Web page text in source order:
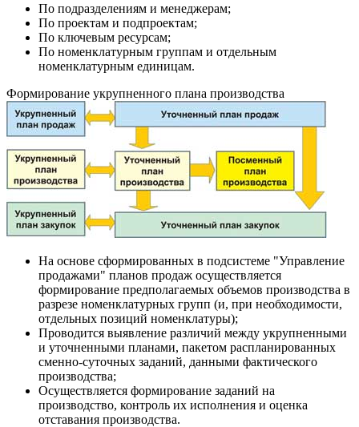
По подразделениям и менеджерам;
По проектам и подпроектам;
По ключевым ресурсам;
По номенклатурным группам и отдельным
номенклатурным единицам.
Формирование укрупненного плана производства
На основе сформированных в подсистеме "Управление
продажами" планов продаж осуществляется
формирование предполагаемых объемов производства в
разрезе номенклатурных групп (и, при необходимости,
отдельных позиций номенклатуры);
Проводится выявление различий между укрупненными
и уточненными планами, пакетом распланированных
сменно-суточных заданий, данными фактического
производства;
Осуществляется формирование заданий на
производство, контроль их исполнения и оценка
отставания производства.